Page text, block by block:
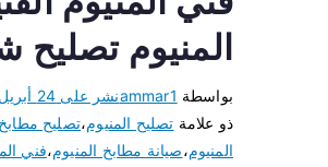
المنيوم تصليح
بواسطة ammar1نشر على 24 أبريل، 2021
ذو علامة تصليح المنيوم،تصليح مطابخ
المنيوم،صيانة مطابخ المنيوم،فني